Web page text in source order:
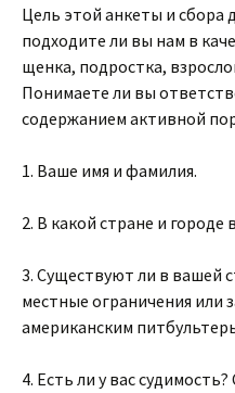
Цель этой анкеты и сбора
подходите ли вы нам в
щенка, подростка,
Понимаете ли вы
содержанием активной
1. Ваше имя и фамилия.
2. В какой стране и
3. Существуют ли в вашей
местные ограничения или
американским
4. Есть ли у вас